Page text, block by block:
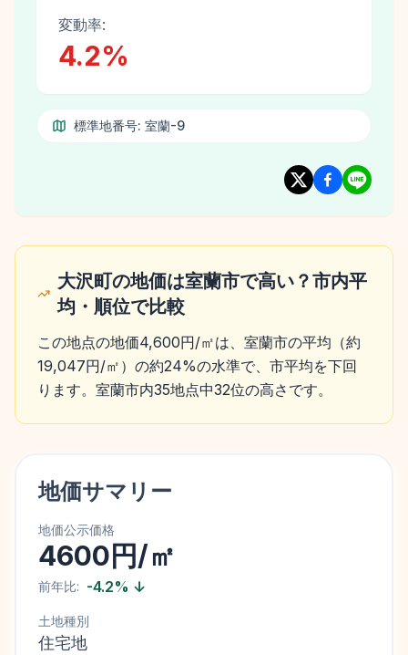
変動率:
4.2%
標準地番号: 室蘭-9
大沢町の地価は室蘭市で高い？市内平
均・順位で比較
この地点の地価4,600円/㎡は、室蘭市の平均（約
19,047円/㎡）の約24%の水準で、市平均を下回
ります。室蘭市内35地点中32位の高さです。
地価サマリー
地価公示価格
4600円/㎡
前年比: -4.2% ↓
土地種別
住宅地